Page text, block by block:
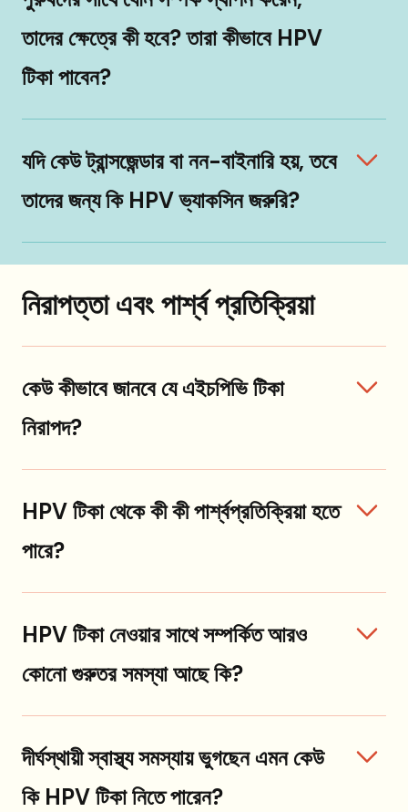
তাদের ক্ষেত্রে কী হবে? তারা কীভাবে HPV
টিকা পাবেন?
যদি কেউ ট্রান্সজেন্ডার বা নন-বাইনারি হয়, তবে
তাদের জন্য কি HPV ভ্যাকসিন জরুরি?
নিরাপত্তা এবং পার্শ্ব প্রতিক্রিয়া
কেউ কীভাবে জানবে যে এইচপিভি টিকা
নিরাপদ?
HPV টিকা থেকে কী কী পার্শ্বপ্রতিক্রিয়া হতে
পারে?
HPV টিকা নেওয়ার সাথে সম্পর্কিত আরও
কোনো গুরুতর সমস্যা আছে কি?
দীর্ঘস্থায়ী স্বাস্থ্য সমস্যায় ভুগছেন এমন কেউ
কি HPV টিকা নিতে পারেন?